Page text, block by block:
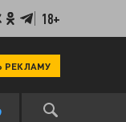
18+
РЕКЛАМУ